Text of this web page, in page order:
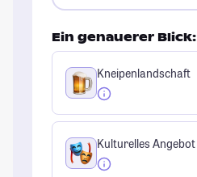
Ein genauerer Blick:
Kneipenlandschaft
Kulturelles Angebot